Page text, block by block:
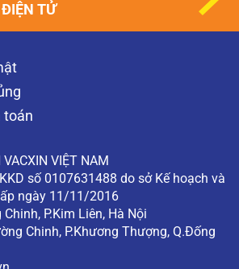
toán
VIỆT NAM
số 0107631488 do sở Kế hoạch và
ngày 11/11/2016
P.Kim Liên, Hà Nội
Chinh, P.Khương Thượng, Q.Đống
TỬ